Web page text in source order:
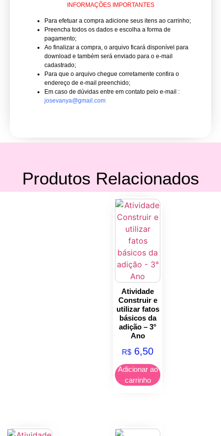
INFORMAÇÕES IMPORTANTES
Para efetuar a compra adicione seus itens ao carrinho;
Preencha todos os dados e escolha a forma de
pagamento;
Ao finalizar a compra, o arquivo ficará disponível para
download e também será enviado para o e-mail
cadastrado;
Para que o arquivo chegue corretamente confira o
endereço de e-mail preenchido;
Em caso de dúvidas entre em contato pelo e-mail :
josevanya@gmail.com
Produtos Relacionados
Atividade
Construir e
utilizar fatos
básicos da
adição – 3°
Ano
R$ 6,50
Adicionar ao
carrinho